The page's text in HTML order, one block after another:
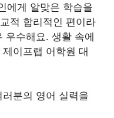
에게 알맞은 학습을
적 합리적인 편이라
우수해요. 생활 속에
이프랩 어학원 대
분의 영어 실력을